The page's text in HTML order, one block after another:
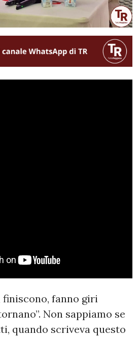
fanno giri
Non sappiamo se
quando scriveva questo